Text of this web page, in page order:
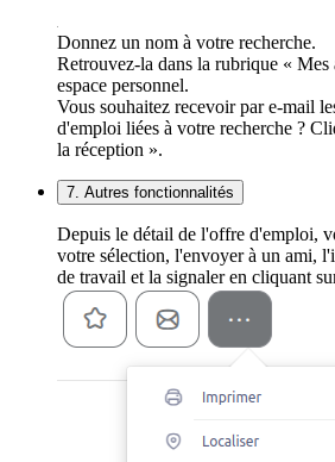
Donnez un nom à votre recherche.
Retrouvez-la dans la rubrique «
espace personnel.
Vous souhaitez recevoir par e-mail
d'emploi liées à votre recherche ?
la réception ».
7. Autres fonctionnalités
Depuis le détail de l'offre d'emploi,
votre sélection, l'envoyer à un ami,
de travail et la signaler en cliquant